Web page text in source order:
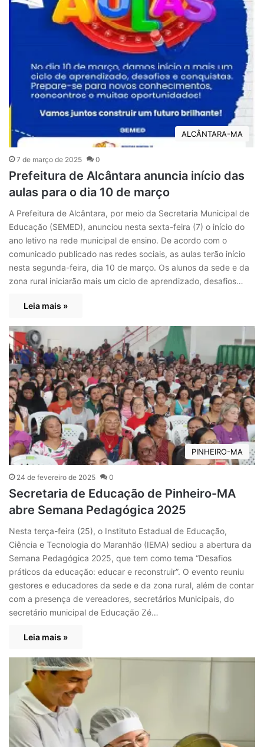
ALCÂNTARA-MA
7 de março de 2025 0
Prefeitura de Alcântara anuncia início das
aulas para o dia 10 de março
A Prefeitura de Alcântara, por meio da Secretaria Municipal de
Educação (SEMED), anunciou nesta sexta-feira (7) o início do
ano letivo na rede municipal de ensino. De acordo com o
comunicado publicado nas redes sociais, as aulas terão início
nesta segunda-feira, dia 10 de março. Os alunos da sede e da
zona rural iniciarão mais um ciclo de aprendizado, desafios…
Leia mais »
PINHEIRO-MA
24 de fevereiro de 2025 0
Secretaria de Educação de Pinheiro-MA
abre Semana Pedagógica 2025
Nesta terça-feira (25), o Instituto Estadual de Educação,
Ciência e Tecnologia do Maranhão (IEMA) sediou a abertura da
Semana Pedagógica 2025, que tem como tema “Desafios
práticos da educação: educar e reconstruir”. O evento reuniu
gestores e educadores da sede e da zona rural, além de contar
com a presença de vereadores, secretários Municipais, do
secretário municipal de Educação Zé…
Leia mais »